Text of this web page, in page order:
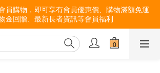
員購物，即可享有會員優惠價、購物滿額免運
金回贈、最新長者資訊等會員福利